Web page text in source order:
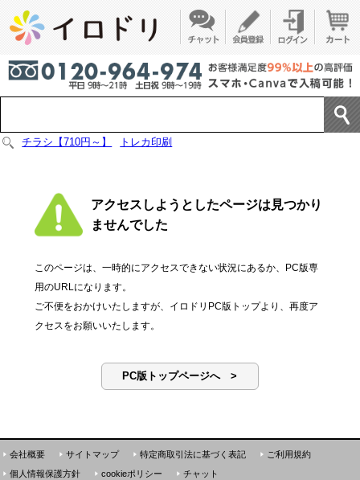
チラシ【710円～】 トレカ印刷
アクセスしようとしたページは見つかり
ませんでした
このページは、一時的にアクセスできない状況にあるか、PC版専
用のURLになります。
ご不便をおかけいたしますが、イロドリPC版トップより、再度ア
クセスをお願いいたします。
PC版トップページへ >
会社概要 サイトマップ 特定商取引法に基づく表記
ご利用規約
個人情報保護方針
cookieポリシー チャット